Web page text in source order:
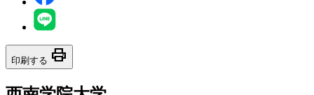
印刷する print